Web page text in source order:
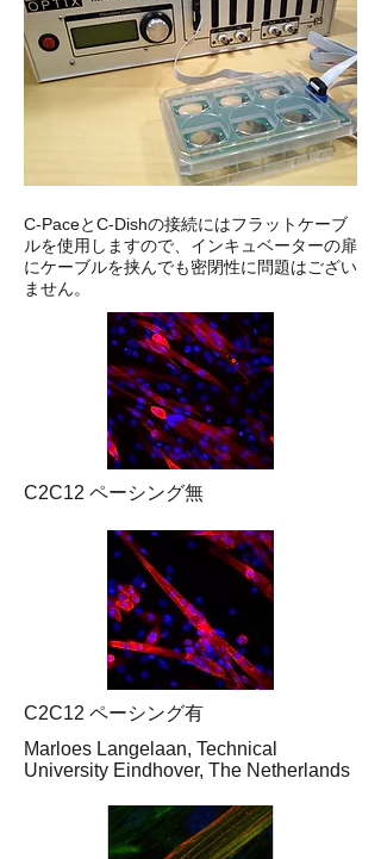
​C-PaceとC-Dishの接続にはフラットケーブ
ルを使用しますので、インキュベーターの扉
にケーブルを挟んでも密閉性に問題はござい
ません。
C2C12 ペーシング無
C2C12 ペーシング有
Marloes Langelaan, Technical
University Eindhover, The Netherlands